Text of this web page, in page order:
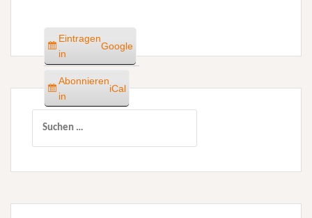
Eintragen
in
Google
Abonnieren
in
iCal